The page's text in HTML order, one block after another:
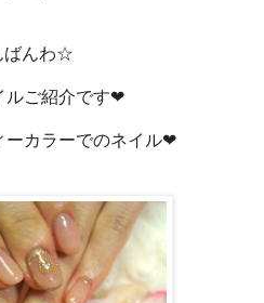
ばんわ☆
ルご紹介です❤
ーカラーでのネイル❤